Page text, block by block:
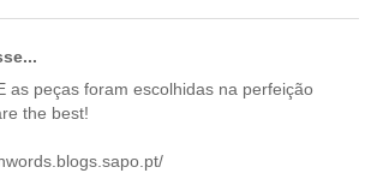
as peças foram escolhidas na perfeição
the best!